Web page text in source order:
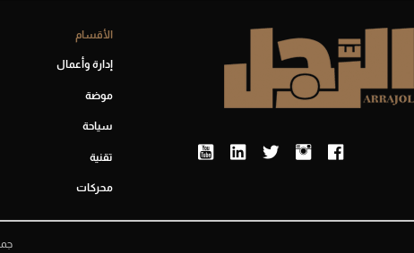
الأقسام
إدارة وأعمال
موضة
سياحة
تقنية
محركات